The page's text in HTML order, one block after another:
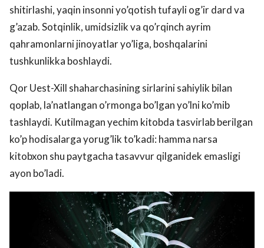
shitirlashi, yaqin insonni yo’qotish tufayli og’ir dard va
g’azab. Sotqinlik, umidsizlik va qo’rqinch ayrim
qahramonlarni jinoyatlar yo’liga, boshqalarini
tushkunlikka boshlaydi.
Qor Uest-Xill shaharchasining sirlarini sahiylik bilan
qoplab, la’natlangan o’rmonga bo’lgan yo’lni ko’mib
tashlaydi. Kutilmagan yechim kitobda tasvirlab berilgan
ko’p hodisalarga yorug’lik to’kadi: hamma narsa
kitobxon shu paytgacha tasavvur qilganidek emasligi
ayon bo’ladi.